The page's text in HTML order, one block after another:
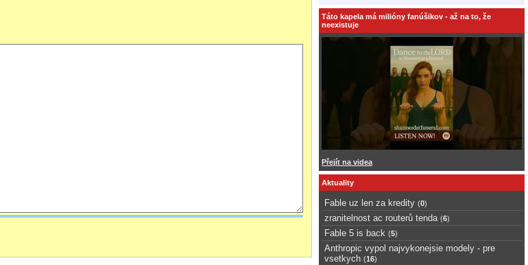
Táto kapela má milióny fanúšikov - až na to, že
neexistuje
Přejít na videa
Aktuality
Fable uz len za kredity (0)
zranitelnost ac routerů tenda (6)
Fable 5 is back (5)
Anthropic vypol najvykonejsie modely - pre
vsetkych (16)